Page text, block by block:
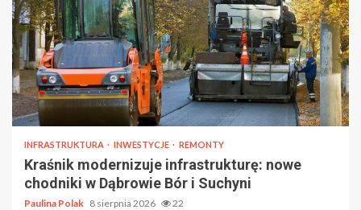
INFRASTRUKTURA INWESTYCJE REMONTY
Kraśnik modernizuje infrastrukturę: nowe
chodniki w Dąbrowie Bór i Suchyni
Paulina Polak 8 sierpnia 2026 22